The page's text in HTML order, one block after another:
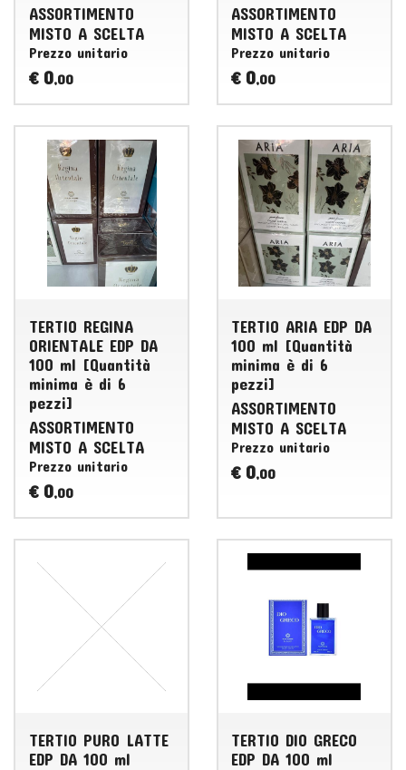
ASSORTIMENTO
MISTO A SCELTA
Prezzo unitario
€ 0,00
ASSORTIMENTO
MISTO A SCELTA
Prezzo unitario
€ 0,00
TERTIO REGINA
ORIENTALE EDP DA
100 ml [Quantità
minima è di 6
pezzi]
ASSORTIMENTO
MISTO A SCELTA
Prezzo unitario
€ 0,00
TERTIO ARIA EDP DA
100 ml [Quantità
minima è di 6
pezzi]
ASSORTIMENTO
MISTO A SCELTA
Prezzo unitario
€ 0,00
TERTIO PURO LATTE
EDP DA 100 ml
TERTIO DIO GRECO
EDP DA 100 ml